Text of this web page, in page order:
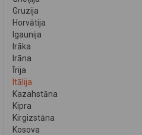
Gruzija
Horvātija
Igaunija
Irāka
Irāna
Īrija
Itālija
Kazahstāna
Kipra
Kirgizstāna
Kosova